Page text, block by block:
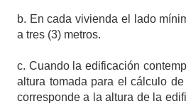
b. En cada vivienda el lado
a tres (3) metros.
c. Cuando la edificación
altura tomada para el cálculo
corresponde a la altura de la